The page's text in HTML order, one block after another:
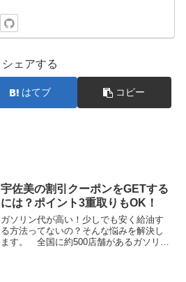
シェアする
はてブ コピー
宇佐美の割引クーポンをGETする
には？ポイント3重取りもOK！
ガソリン代が高い！少しでも安く給油す
る方法ってないの？そんな悩みを解決し
ます。 全国に約500店舗があるガソリン